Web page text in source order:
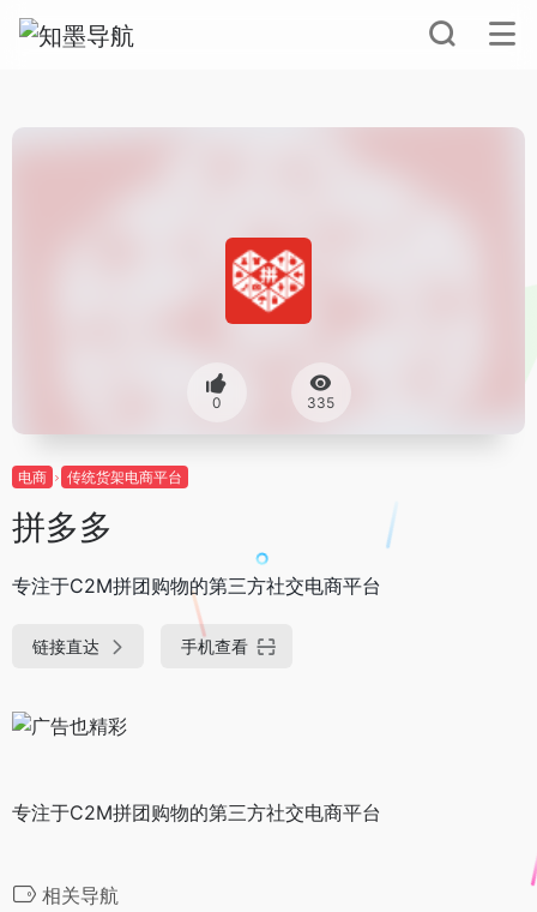
0 335
电商 传统货架电商平台
拼多多
专注于C2M拼团购物的第三方社交电商平台
链接直达 手机查看
专注于C2M拼团购物的第三方社交电商平台
相关导航